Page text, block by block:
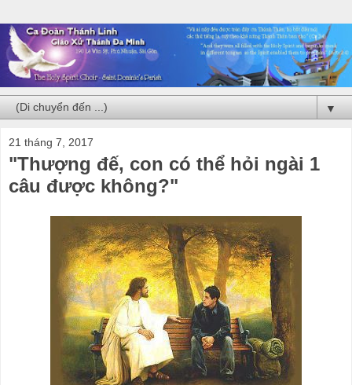
▼
21 tháng 7, 2017
"Thượng đế, con có thể hỏi ngài 1
câu được không?"